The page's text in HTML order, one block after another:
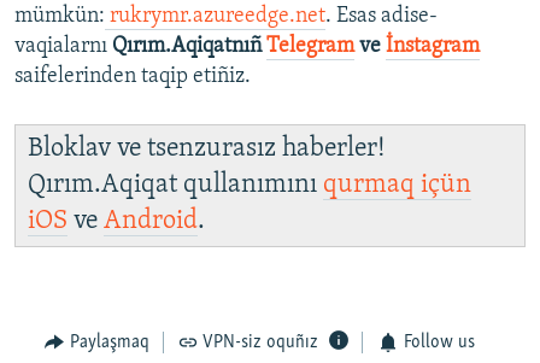
mümkün: rukrymr.azureedge.net. Esas adise-
vaqialarnı Qırım.AqiqatnıñTelegramve İnstagram
saifelerinden taqip etiñiz.
Bloklav ve tsenzurasız haberler!
Qırım.Aqiqat qullanımını qurmaq içün
iOS ve Android.
Paylaşmaq VPN-siz oquñız Follow us